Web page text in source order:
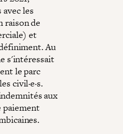
les
raison de
et
Au
s'intéressait
le parc
civil·e·s.
aux
paiement